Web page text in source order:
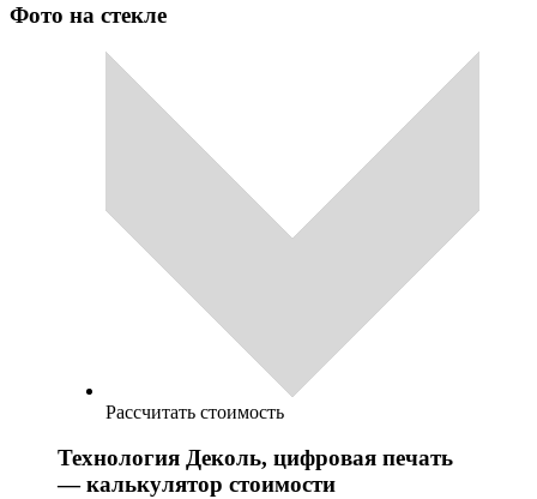
Фото на стекле
Рассчитать стоимость
Технология Деколь, цифровая печать
— калькулятор стоимости